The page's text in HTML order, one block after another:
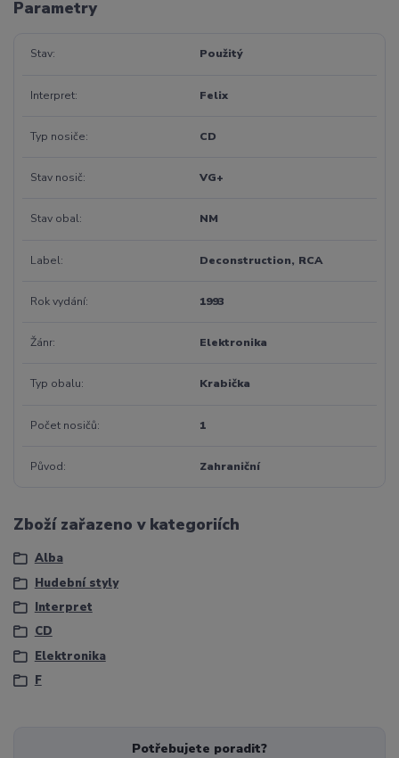
Parametry
Stav Použitý
Interpret Felix
Typ nosiče CD
Stav nosič VG+
Stav obal NM
Label Deconstruction, RCA
Rok vydání 1993
Žánr Elektronika
Typ obalu Krabička
Počet nosičů 1
Původ Zahraniční
Zboží zařazeno v kategoriích
Alba
Hudební styly
Interpret
CD
Elektronika
F
Potřebujete poradit?